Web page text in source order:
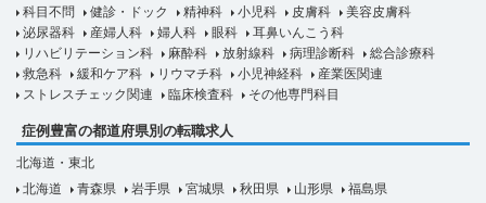
科目不問
健診・ドック 精神科 小児科 皮膚科
美容皮膚科
泌尿器科
産婦人科 婦人科 眼科
耳鼻いんこう科
リハビリテーション科
麻酔科 放射線科 病理診断科
総合診療科
救急科
緩和ケア科 リウマチ科 小児神経科
産業医関連
ストレスチェック関連
臨床検査科 その他専門科目
症例豊富の都道府県別の転職求人
北海道・東北
北海道
青森県 岩手県 宮城県 秋田県 山形県
福島県